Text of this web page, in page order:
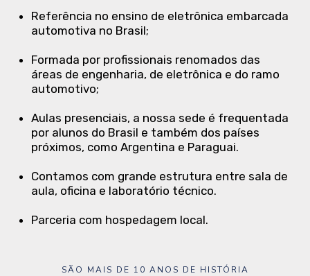
Referência no ensino de eletrônica embarcada
automotiva no Brasil;
Formada por profissionais renomados das
áreas de engenharia, de eletrônica e do ramo
automotivo;
Aulas presenciais, a nossa sede é frequentada
por alunos do Brasil e também dos países
próximos, como Argentina e Paraguai.
Contamos com grande estrutura entre sala de
aula, oficina e laboratório técnico.
Parceria com hospedagem local.
SÃO MAIS DE 10 ANOS DE HISTÓRIA